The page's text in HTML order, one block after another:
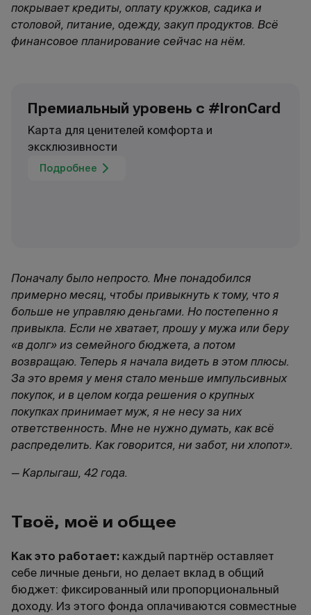
покрывает кредиты, оплату кружков, садика и
столовой, питание, одежду, закуп продуктов. Всё
финансовое планирование сейчас на нём.
Премиальный уровень с #IronCard
Карта для ценителей комфорта и
эксклюзивности
Подробнее
Поначалу было непросто. Мне понадобился
примерно месяц, чтобы привыкнуть к тому, что я
больше не управляю деньгами. Но постепенно я
привыкла. Если не хватает, прошу у мужа или беру
«в долг» из семейного бюджета, а потом
возвращаю. Теперь я начала видеть в этом плюсы.
За это время у меня стало меньше импульсивных
покупок, и в целом когда решения о крупных
покупках принимает муж, я не несу за них
ответственность. Мне не нужно думать, как всё
распределить. Как говорится, ни забот, ни хлопот».
— Карлыгаш, 42 года.
Твоё, моё и общее
Как это работает: каждый партнёр оставляет
себе личные деньги, но делает вклад в общий
бюджет: фиксированный или пропорциональный
доходу. Из этого фонда оплачиваются совместные